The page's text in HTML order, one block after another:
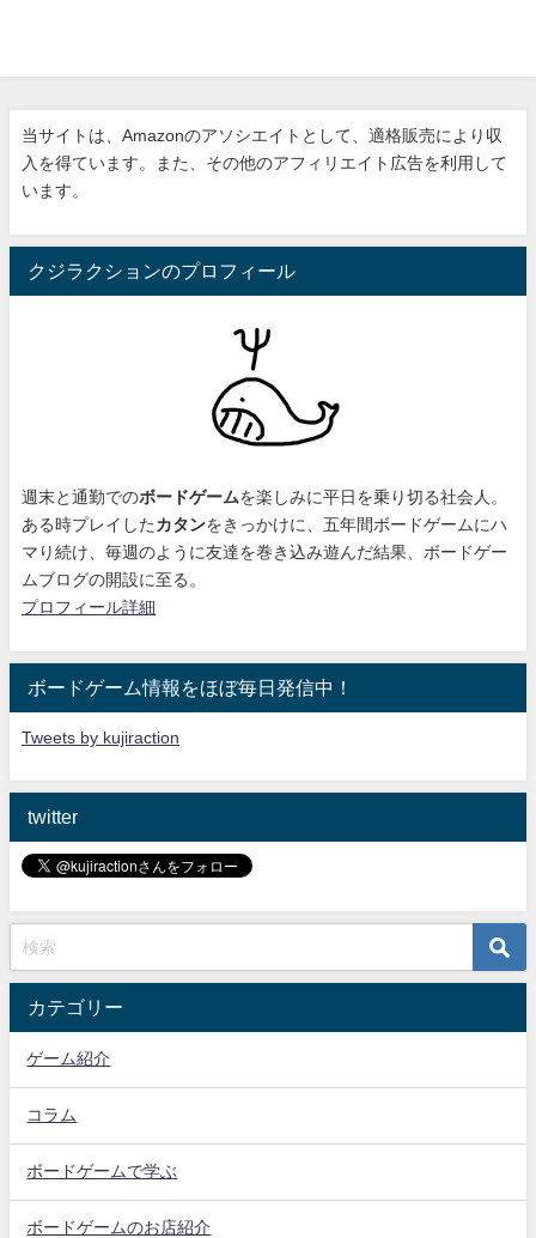
当サイトは、Amazonのアソシエイトとして、適格販売により収
入を得ています。また、その他のアフィリエイト広告を利用して
います。
クジラクションのプロフィール
週末と通勤でのボードゲームを楽しみに平日を乗り切る社会人。
ある時プレイした カタンをきっかけに、 五年間ボードゲームにハ
マり続け 、毎週のように友達を巻き込み遊んだ結果、ボードゲー
ムブログの開設に至る。
プロフィール詳細
ボードゲーム情報をほぼ毎日発信中！
Tweets by kujiraction
twitter
カテゴリー
ゲーム紹介
コラム
ボードゲームで学ぶ
ボードゲームのお店紹介